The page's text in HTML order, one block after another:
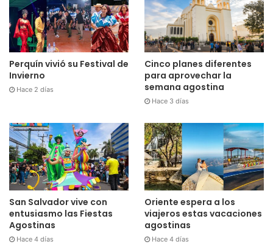
Perquín vivió su Festival de
Invierno
Hace 2 días
Cinco planes diferentes
para aprovechar la
semana agostina
Hace 3 días
San Salvador vive con
entusiasmo las Fiestas
Agostinas
Hace 4 días
Oriente espera a los
viajeros estas vacaciones
agostinas
Hace 4 días